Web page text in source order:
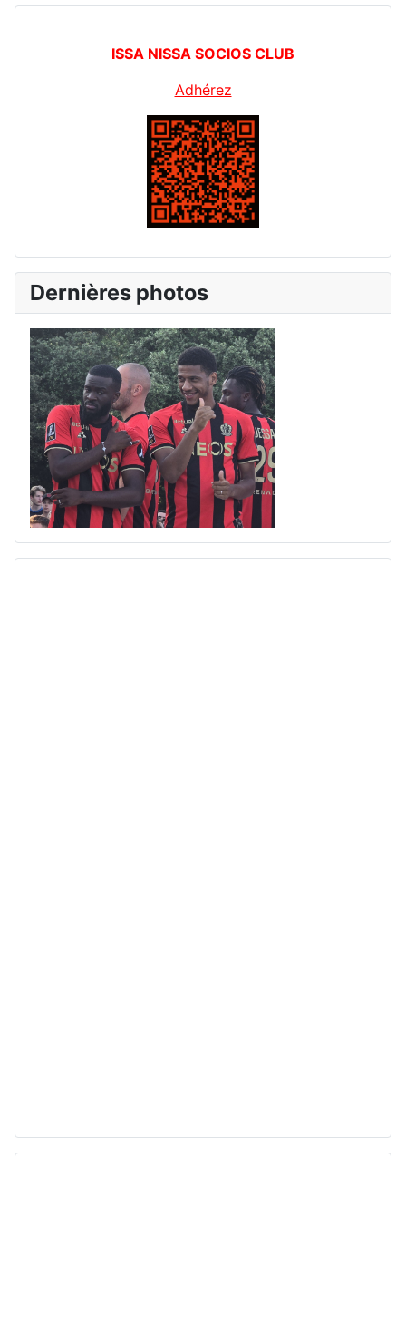
ISSA NISSA SOCIOS CLUB
Adhérez
Dernières photos